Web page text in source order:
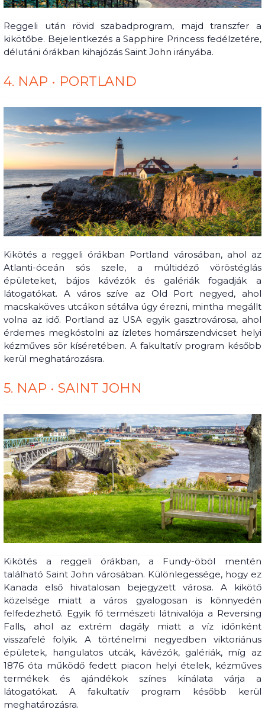
Reggeli után rövid szabadprogram, majd transzfer a
kikötőbe. Bejelentkezés a Sapphire Princess fedélzetére,
délutáni órákban kihajózás Saint John irányába.
4. NAP • PORTLAND
Kikötés a reggeli órákban Portland városában, ahol az
Atlanti-óceán sós szele, a múltidéző vöröstéglás
épületeket, bájos kávézók és galériák fogadják a
látogatókat. A város szíve az Old Port negyed, ahol
macskaköves utcákon sétálva úgy érezni, mintha megállt
volna az idő. Portland az USA egyik gasztrovárosa, ahol
érdemes megkóstolni az ízletes homárszendvicset helyi
kézműves sör kíséretében. A fakultatív program később
kerül meghatározásra.
5. NAP • SAINT JOHN
Kikötés a reggeli órákban, a Fundy-öböl mentén
található Saint John városában. Különlegessége, hogy ez
Kanada első hivatalosan bejegyzett városa. A kikötő
közelsége miatt a város gyalogosan is könnyedén
felfedezhető. Egyik fő természeti látnivalója a Reversing
Falls, ahol az extrém dagály miatt a víz időnként
visszafelé folyik. A történelmi negyedben viktoriánus
épületek, hangulatos utcák, kávézók, galériák, míg az
1876 óta működő fedett piacon helyi ételek, kézműves
termékek és ajándékok színes kínálata várja a
látogatókat. A fakultatív program később kerül
meghatározásra.